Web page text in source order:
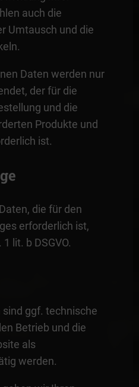
auch die
Umtausch und die
Daten werden nur
der für die
und die
Produkte und
ist.
die für den
erforderlich ist,
lit. b DSGVO.
ggf. technische
Betrieb und die
als
werden.